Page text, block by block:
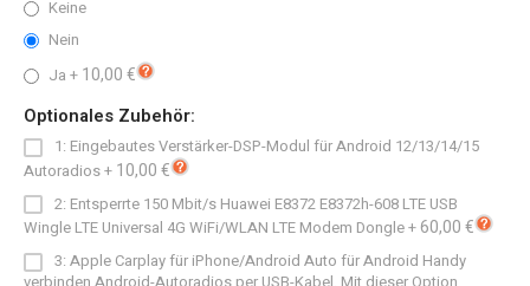
Keine
Nein
Ja + 10,00 €
Optionales Zubehör:
1: Eingebautes Verstärker-DSP-Modul für Android 12/13/14/15
Autoradios+ 10,00 €
2: Entsperrte 150 Mbit/s Huawei E8372 E8372h-608 LTE USB
Wingle LTE Universal 4G WiFi/WLAN LTE Modem Dongle+60,00 €
3: Apple Carplay für iPhone/Android Auto für Android Handy